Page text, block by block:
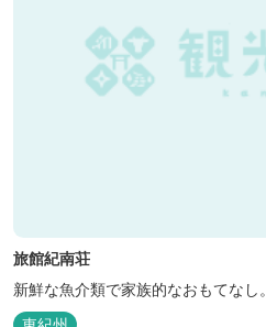
旅館紀南荘
新鮮な魚介類で家族的なおもてなし。